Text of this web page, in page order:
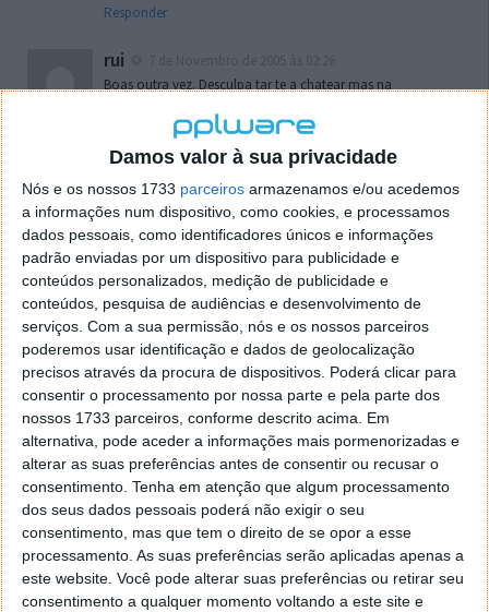
Damos valor à sua privacidade
Nós e os nossos 1733 parceiros armazenamos e/ou acedemos
a informações num dispositivo, como cookies, e processamos
dados pessoais, como identificadores únicos e informações
padrão enviadas por um dispositivo para publicidade e
conteúdos personalizados, medição de publicidade e
conteúdos, pesquisa de audiências e desenvolvimento de
serviços. Com a sua permissão, nós e os nossos parceiros
poderemos usar identificação e dados de geolocalização
precisos através da procura de dispositivos. Poderá clicar para
consentir o processamento por nossa parte e pela parte dos
nossos 1733 parceiros, conforme descrito acima. Em
alternativa, pode aceder a informações mais pormenorizadas e
alterar as suas preferências antes de consentir ou recusar o
consentimento. Tenha em atenção que algum processamento
dos seus dados pessoais poderá não exigir o seu
consentimento, mas que tem o direito de se opor a esse
processamento. As suas preferências serão aplicadas apenas a
este website. Você pode alterar suas preferências ou retirar seu
consentimento a qualquer momento voltando a este site e
Responder
rui
Boas outra vez. Desculpa tar te a chatear mas na
o firefox como browser predefenido
de control tudo e nada. Tou a comecar a desesperar, ate ja
tentei apagar o explorer na tentativa de forçar o uso do
firefox mas em vao. Kaso te lembres de outra dica fico
agradecido, caso contrario obrigado a mesma
Responder
Vítor M.
7 de Novembro de 2005 às 01:39
@Reporter
Desculpa mas o link funciona. Seja como for segue por mail
o MSn Messenger 8.
Responder
Vítor M.
7 de Novembro de 2005 às 11:21
@Rui
Tens de encontrar o que te falei. Faz da seguinte maneira,
janela iniciar e no topo dessa janela com o botão direito do
rato faz propriedades. Depois no separador Menu ‘Iniciar’
clica no botão ‘Personalizar’ aí encontrarás no separador
geral a opção para escolheres o Browser com que queres